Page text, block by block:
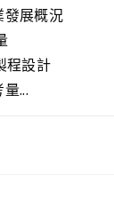
發展概況
程設計
...